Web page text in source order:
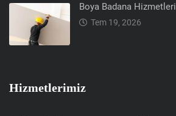
Boya Badana Hizmetleri
Tem 19, 2026
Hizmetlerimiz